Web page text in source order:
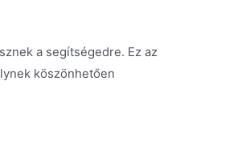
a segítségedre. Ez az
köszönhetően